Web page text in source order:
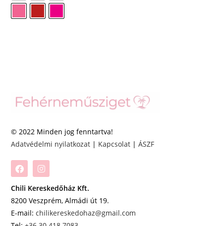
© 2022 Minden jog fenntartva!
Adatvédelmi nyilatkozat | Kapcsolat |ÁSZF
Chili Kereskedőház Kft.
8200 Veszprém, Almádi út 19.
E-mail:chilikereskedohaz@gmail.com